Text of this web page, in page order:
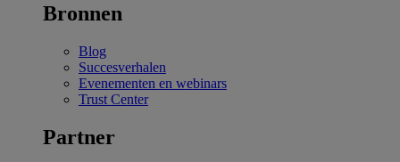
Bronnen
Blog
Succesverhalen
Evenementen en webinars
Trust Center
Partner